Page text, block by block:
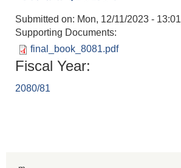
Submitted on: Mon, 12/11/2023 - 13:01
Supporting Documents:
final_book_8081.pdf
Fiscal Year:
2080/81